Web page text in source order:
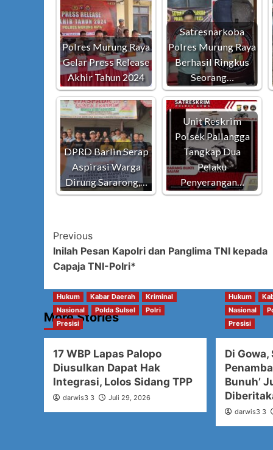
Polres Murung Raya
Gelar Press Release
Akhir Tahun 2024
Satresnarkoba
Polres Murung Raya
Berhasil Ringkus
Seorang…
DPRD Barlin Serap
Aspirasi Warga
Dirung Sararong,…
Unit Reskrim
Polsek Pallangga
Tangkap Dua
Pelaku
Penyerangan…
Post
Navigation
Previous
Inilah Pesan Kapolri dan Panglima TNI kepada
Capaja TNI-Polri*
More Stories
Hukum Kabar Daerah
Kriminal
Nasional
Polda Sulsel
Polri
Presisi
17 WBP Lapas Palopo
Diusulkan Dapat Hak
Integrasi, Lolos Sidang TPP
darwis3 3 Juli 29, 2026
Hukum
Nasional
Presisi
Di
Bunuh’
darwis3 3